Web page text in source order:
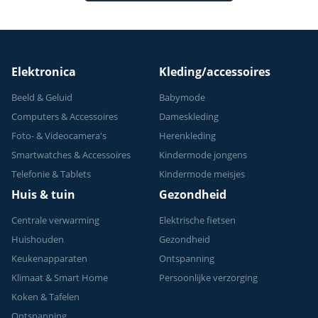
Krachttraining - Tot
Elektronica
Beeld & Geluid
Computers & Accessoires
Foto- & Videocamera's
Smartwatches & Accessoires
Telefonie & Tablets
Kleding/accessoires
Babymode
Dameskleding
Herenkleding
Kindermode jongens
Kindermode meisjes
Huis & tuin
Centrale verwarming
Huishouden
Keukenapparaten
Klimaat & Smart Home
Koken & Tafelen
Gezondheid
Elektrische fietsen
Gezondheid
Ontspanning
Persoonlijke verzorging